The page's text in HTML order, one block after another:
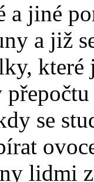
a jiné
a již
se
lidmi